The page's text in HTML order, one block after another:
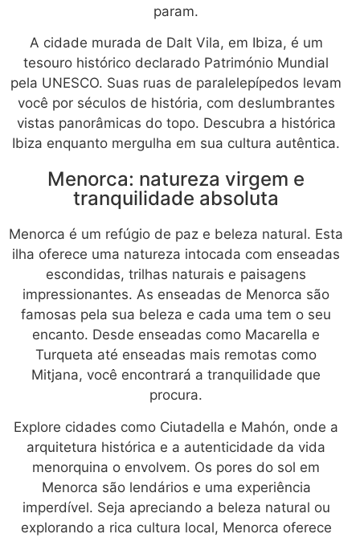
param.
A cidade murada de Dalt Vila, em Ibiza, é um
tesouro histórico declarado Património Mundial
pela UNESCO. Suas ruas de paralelepípedos levam
você por séculos de história, com deslumbrantes
vistas panorâmicas do topo. Descubra a histórica
Ibiza enquanto mergulha em sua cultura autêntica.
Menorca: natureza virgem e
tranquilidade absoluta
Menorca é um refúgio de paz e beleza natural. Esta
ilha oferece uma natureza intocada com enseadas
escondidas, trilhas naturais e paisagens
impressionantes. As enseadas de Menorca são
famosas pela sua beleza e cada uma tem o seu
encanto. Desde enseadas como Macarella e
Turqueta até enseadas mais remotas como
Mitjana, você encontrará a tranquilidade que
procura.
Explore cidades como Ciutadella e Mahón, onde a
arquitetura histórica e a autenticidade da vida
menorquina o envolvem. Os pores do sol em
Menorca são lendários e uma experiência
imperdível. Seja apreciando a beleza natural ou
explorando a rica cultura local, Menorca oferece